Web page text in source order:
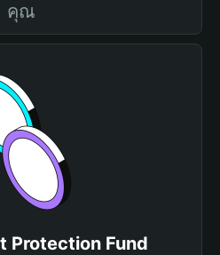
คุณ
Protection Fund